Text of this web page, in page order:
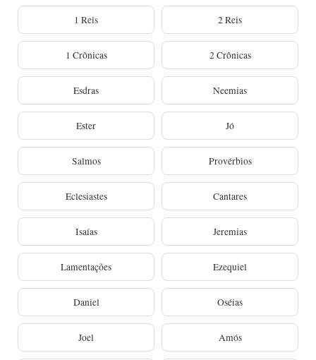
1 Reis 2 Reis
1 Crônicas 2 Crônicas
Esdras Neemias
Ester Jó
Salmos Provérbios
Eclesiastes Cantares
Isaías Jeremias
Lamentações Ezequiel
Daniel Oséias
Joel Amós